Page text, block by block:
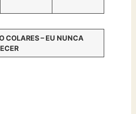
COLARES – EU NUNCA